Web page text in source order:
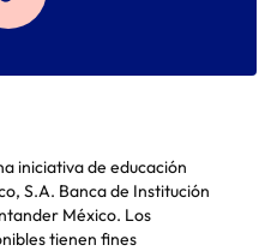
iniciativa de educación
S.A. Banca de Institución
México. Los
tienen fines